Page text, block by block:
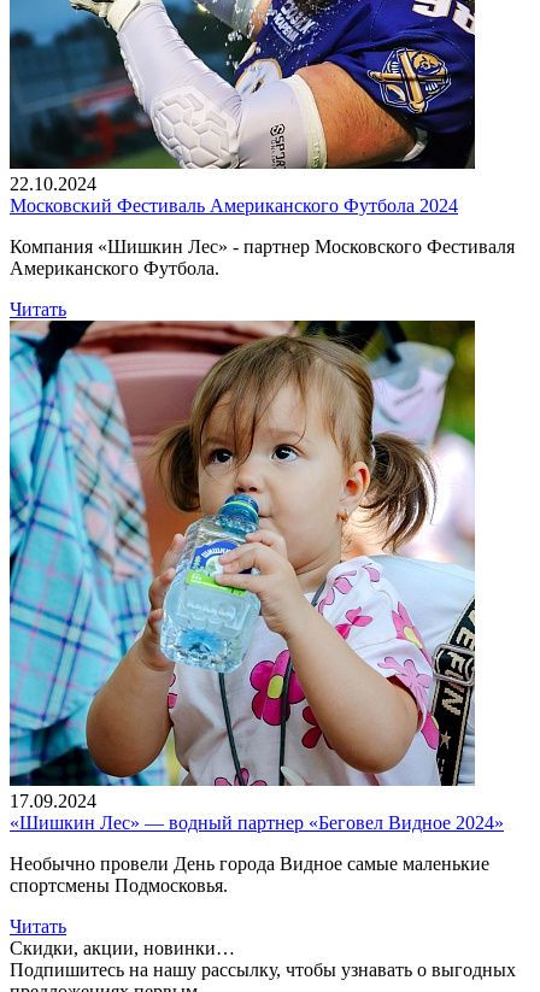
22.10.2024
Московский Фестиваль Американского Футбола 2024
Компания «Шишкин Лес» - партнер Московского Фестиваля
Американского Футбола.
Читать
17.09.2024
«Шишкин Лес» — водный партнер «Беговел Видное 2024»
Необычно провели День города Видное самые маленькие
спортсмены Подмосковья.
Читать
Скидки, акции, новинки…
Подпишитесь на нашу рассылку, чтобы узнавать о выгодных